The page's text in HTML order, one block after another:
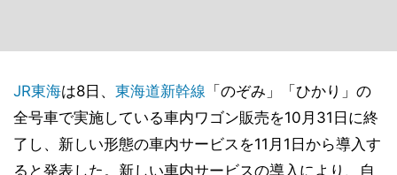
JR東海は8日、 東海道新幹線 「のぞみ」「ひかり」の
全号車で実施している車内ワゴン販売を10月31日に終
了し、新しい形態の車内サービスを11月1日から導入す
ると発表した。新しい車内サービスの導入により、自